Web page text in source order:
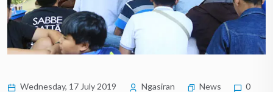
Wednesday, 17 July 2019 Ngasiran News 0